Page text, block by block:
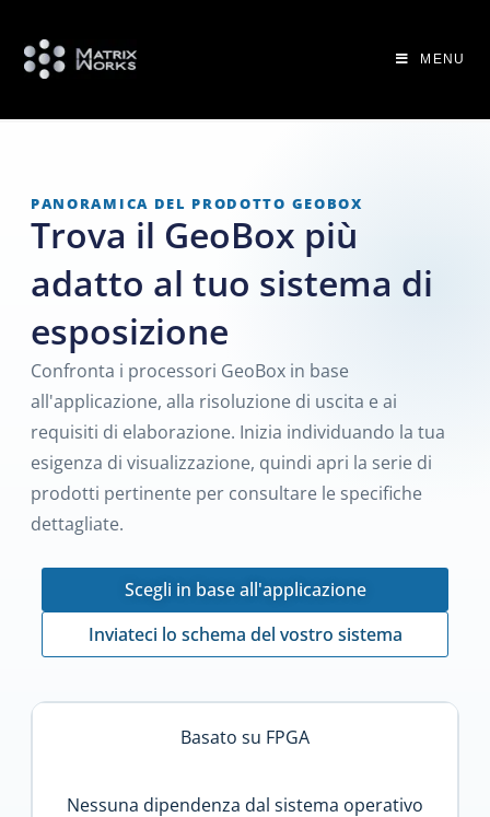
MENU
PANORAMICA DEL PRODOTTO GEOBOX
Trova il GeoBox più
adatto al tuo sistema di
esposizione
Confronta i processori GeoBox in base
all'applicazione, alla risoluzione di uscita e ai
requisiti di elaborazione. Inizia individuando la tua
esigenza di visualizzazione, quindi apri la serie di
prodotti pertinente per consultare le specifiche
dettagliate.
Scegli in base all'applicazione
Inviateci lo schema del vostro sistema
Basato su FPGA
Nessuna dipendenza dal sistema operativo